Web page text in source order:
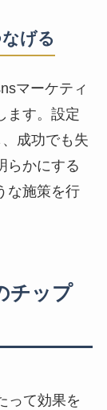
げる
マーケティ
す。 設定
成功でも失
らかにする
な施策を行
チップ
って効果を